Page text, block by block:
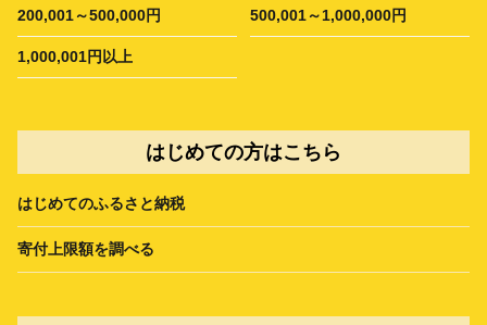
200,001～500,000円 500,001～1,000,000円
1,000,001円以上
はじめての方はこちら
はじめてのふるさと納税
寄付上限額を調べる